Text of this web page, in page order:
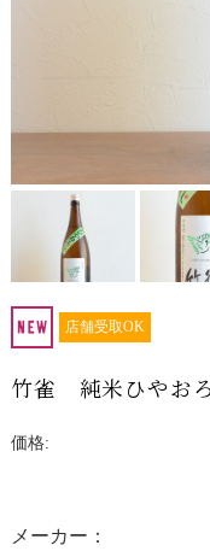
店舗受取OK
竹雀 純米ひやお
価格:
メーカー：